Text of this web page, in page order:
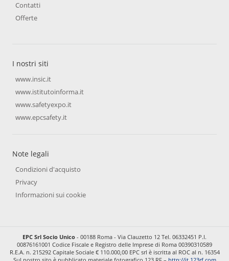
Contatti
Offerte
I nostri siti
www.insic.it
www.istitutoinforma.it
www.safetyexpo.it
www.epcsafety.it
Note legali
Condizioni d'acquisto
Privacy
Informazioni sui cookie
EPC Srl Socio Unico - 00188 Roma - Via Clauzetto 12 Tel. 06332451 P.I.
00876161001 Codice Fiscale e Registro delle Imprese di Roma 00390310589
R.E.A. n. 215292 Capitale Sociale € 110.000,00 EPC srl è iscritta al ROC al n. 16354